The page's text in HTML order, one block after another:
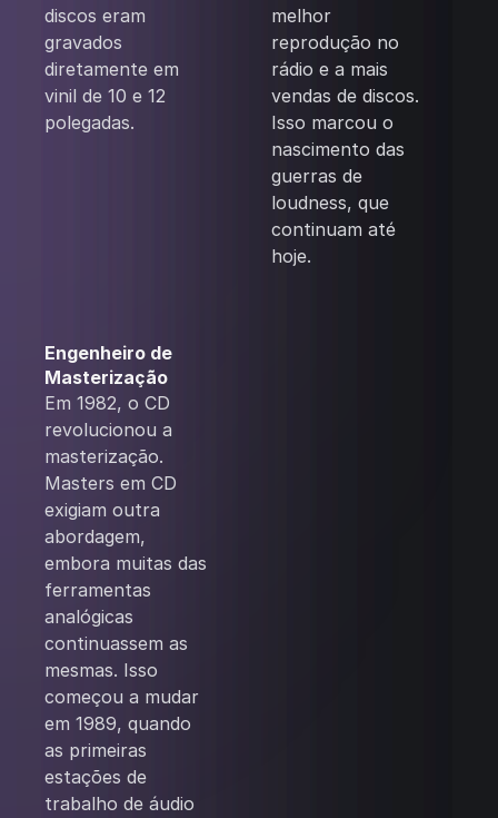
discos eram
gravados
diretamente em
vinil de 10 e 12
polegadas.
melhor
reprodução no
rádio e a mais
vendas de discos.
Isso marcou o
nascimento das
guerras de
loudness, que
continuam até
hoje.
Engenheiro de
Masterização
Em 1982, o CD
revolucionou a
masterização.
Masters em CD
exigiam outra
abordagem,
embora muitas das
ferramentas
analógicas
continuassem as
mesmas. Isso
começou a mudar
em 1989, quando
as primeiras
estações de
trabalho de áudio